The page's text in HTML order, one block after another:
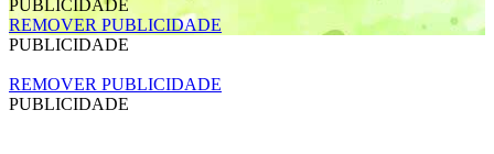
PUBLICIDADE
REMOVER PUBLICIDADE
PUBLICIDADE
REMOVER PUBLICIDADE
PUBLICIDADE